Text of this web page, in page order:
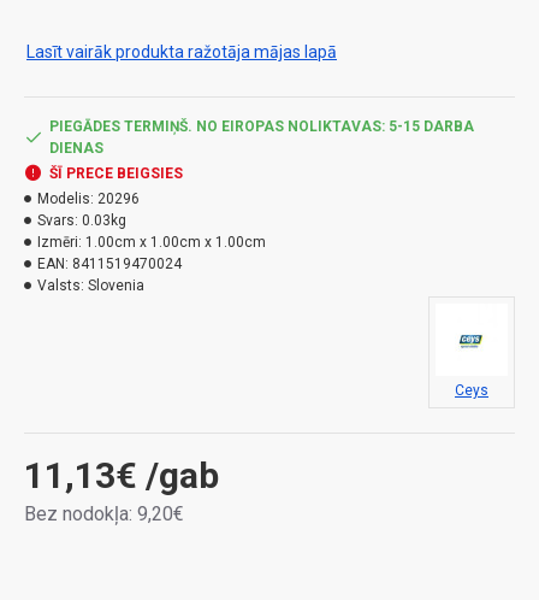
Lasīt vairāk produkta ražotāja mājas lapā
11,13€ /gab
Bez nodokļa: 9,20€
PIEGĀDES TERMIŅŠ. NO EIROPAS NOLIKTAVAS: 5-15 DARBA
DIENAS
ŠĪ PRECE BEIGSIES
Modelis: 20296
Svars: 0.03kg
Izmēri: 1.00cm x 1.00cm x 1.00cm
EAN: 8411519470024
Valsts: Slovenia
Ceys